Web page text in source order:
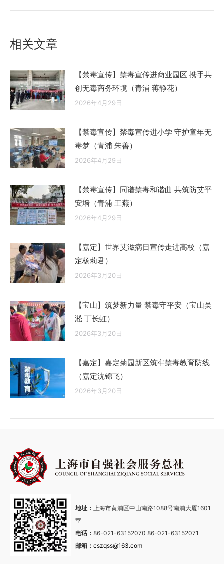
相关文章
【禁毒宣传】禁毒宣传进商业园区 携手共
创无毒商务环境（青浦 蒋静花）
2026年4月29日
【禁毒宣传】禁毒宣传进小学 守护童年无
毒梦（青浦 朱善）
2026年4月29日
【禁毒宣传】同谱禁毒和谐曲 共筑防艾平
安墙（青浦 王燕）
2026年4月29日
【嘉定】世界艾滋病日宣传走进高校（嘉
定杨莉君）
2026年3月20日
【宝山】筑梦新力量 禁毒守平安（宝山吴
淞 丁长虹）
2026年3月20日
【嘉定】嘉定菊园新区筑牢禁毒教育防线
（嘉定沈锦飞）
2026年3月20日
地址： 上海市黄浦区中山南路1088号南浦大厦1601
室
电话： 86-021-63152070 86-021-63152071
邮箱： cszqss@163.com